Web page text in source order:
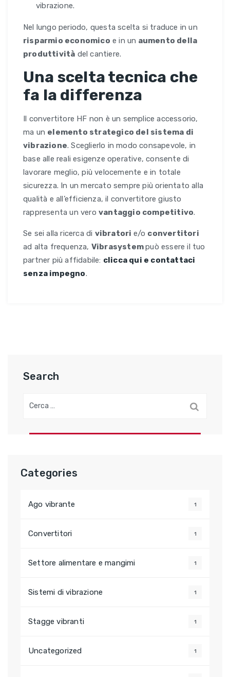
vibrazione.
Nel lungo periodo, questa scelta si traduce in un
risparmio economico e in un aumento della
produttività del cantiere.
Una scelta tecnica che
fa la differenza
Il convertitore HF non è un semplice accessorio,
ma un elemento strategico del sistema di
vibrazione. Sceglierlo in modo consapevole, in
base alle reali esigenze operative, consente di
lavorare meglio, più velocemente e in totale
sicurezza. In un mercato sempre più orientato alla
qualità e all’efficienza, il convertitore giusto
rappresenta un vero vantaggio competitivo.
Se sei alla ricerca di vibratori e/o convertitori
ad alta frequenza, Vibrasystempuò essere il tuo
partner più affidabile: clicca qui e contattaci
senza impegno.
Search
Categories
Ago vibrante 1
Convertitori 1
Settore alimentare e mangimi 1
Sistemi di vibrazione 1
Stagge vibranti 1
Uncategorized 1